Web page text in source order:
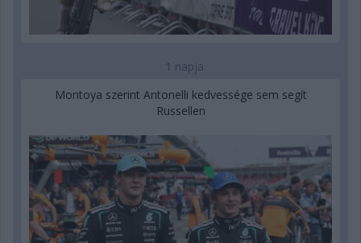
1 napja
Montoya szerint Antonelli kedvessége sem segít
Russellen